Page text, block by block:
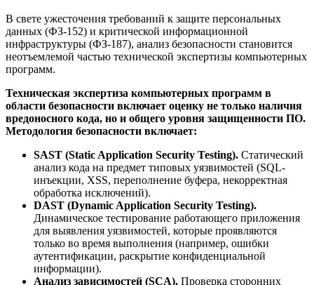
В свете ужесточения требований к защите персональных
данных (ФЗ-152) и критической информационной
инфраструктуры (ФЗ-187), анализ безопасности становится
неотъемлемой частью технической экспертизы компьютерных
программ.
Техническая экспертиза компьютерных программ в
области безопасности включает оценку не только наличия
вредоносного кода, но и общего уровня защищенности ПО.
Методология безопасности включает:
SAST (Static Application Security Testing). Статический
анализ кода на предмет типовых уязвимостей (SQL-
инъекции, XSS, переполнение буфера, некорректная
обработка исключений).
DAST (Dynamic Application Security Testing).
Динамическое тестирование работающего приложения
для выявления уязвимостей, которые проявляются
только во время выполнения (например, ошибки
аутентификации, раскрытие конфиденциальной
информации).
Анализ зависимостей (SCA). Проверка сторонних